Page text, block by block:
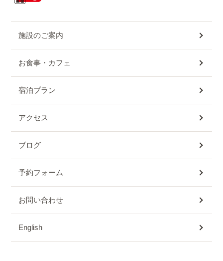
施設のご案内
お食事・カフェ
宿泊プラン
アクセス
ブログ
予約フォーム
お問い合わせ
English